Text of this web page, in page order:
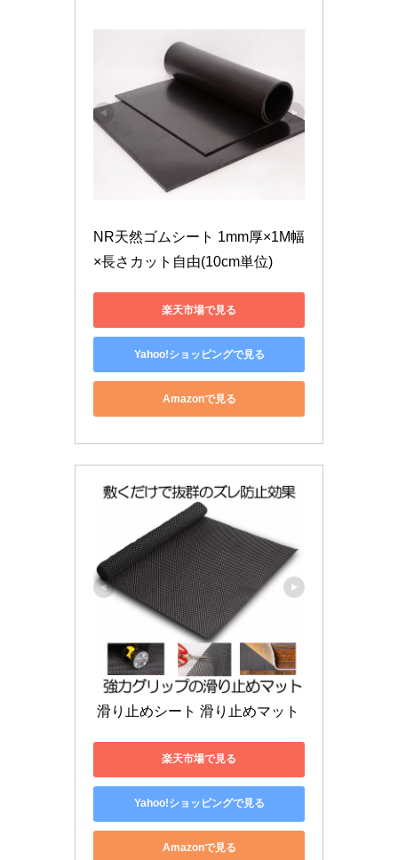
NR天然ゴムシート 1mm厚×1M幅
×長さカット自由(10cm単位)
楽天市場で見る
Yahoo!ショッピングで見る
Amazonで見る
滑り止めシート 滑り止めマット
楽天市場で見る
Yahoo!ショッピングで見る
Amazonで見る